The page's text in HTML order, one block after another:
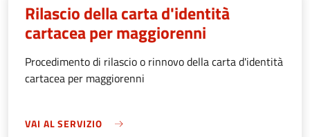
Rilascio della carta d'identità
cartacea per maggiorenni
Procedimento di rilascio o rinnovo della carta d'identità
cartacea per maggiorenni
VAI AL SERVIZIO